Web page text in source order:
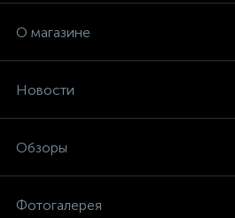
О магазине
Новости
Обзоры
Фотогалерея